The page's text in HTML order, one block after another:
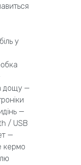
у
дощу —
—
/ USB
—
кермо